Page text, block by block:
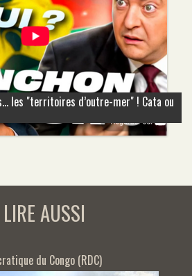
les "territoires d’outre-mer" ! Cata ou
AUSSI
du Congo (RDC)